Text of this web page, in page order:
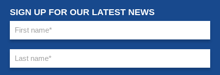
SIGN UP FOR OUR LATEST NEWS